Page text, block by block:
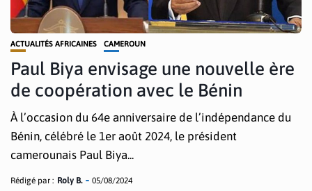
ACTUALITÉS AFRICAINES CAMEROUN
Paul Biya envisage une nouvelle ère
de coopération avec le Bénin
À l’occasion du 64e anniversaire de l’indépendance du
Bénin, célébré le 1er août 2024, le président
camerounais Paul Biya...
Rédigé par : Roly B. 05/08/2024